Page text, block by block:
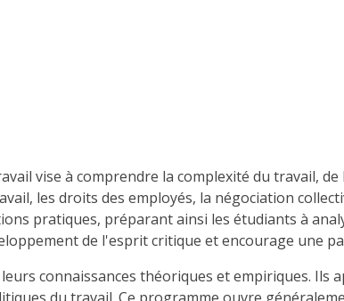
vise à comprendre la complexité du travail,
les droits des employés, la négociation
pratiques, préparant ainsi les étudiants à
de l'esprit critique et encourage une
connaissances théoriques et empiriques.